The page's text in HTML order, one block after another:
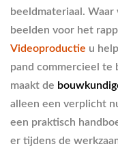
beeldmateriaal.
beelden voor het
Videoproductie u
pand commercieel te
maakt de
alleen een verplicht
een praktisch
er tijdens de